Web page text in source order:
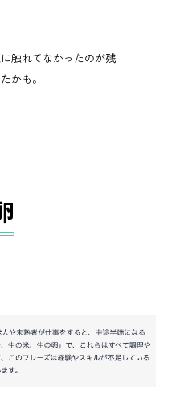
触れてなかったのが残
かも。